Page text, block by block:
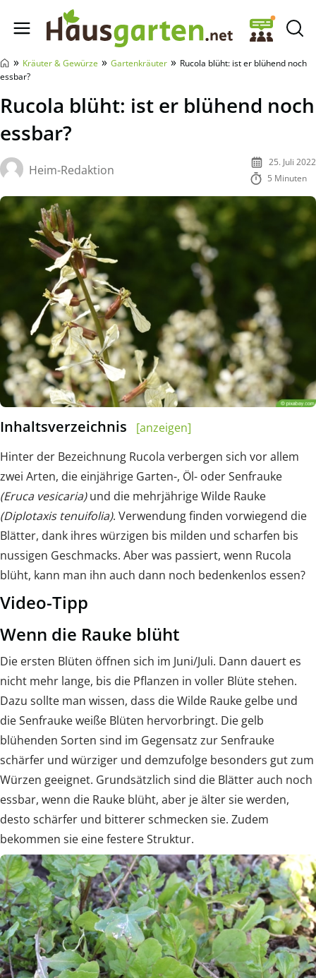
Hausgarten.net
» Kräuter & Gewürze » Gartenkräuter » Rucola blüht: ist er blühend noch
essbar?
Rucola blüht: ist er blühend noch
essbar?
Heim-Redaktion
25. Juli 2022
5 Minuten
Inhaltsverzeichnis
[anzeigen]
Hinter der Bezeichnung Rucola verbergen sich vor allem
zwei Arten, die einjährige Garten-, Öl- oder Senfrauke
(Eruca vesicaria)und die mehrjährige Wilde Rauke
(Diplotaxis tenuifolia). Verwendung finden vorwiegend die
Blätter, dank ihres würzigen bis milden und scharfen bis
nussigen Geschmacks. Aber was passiert, wenn Rucola
blüht, kann man ihn auch dann noch bedenkenlos essen?
Video-Tipp
Wenn die Rauke blüht
Die ersten Blüten öffnen sich im Juni/Juli. Dann dauert es
nicht mehr lange, bis die Pflanzen in voller Blüte stehen.
Dazu sollte man wissen, dass die Wilde Rauke gelbe und
die Senfrauke weiße Blüten hervorbringt. Die gelb
blühenden Sorten sind im Gegensatz zur Senfrauke
schärfer und würziger und demzufolge besonders gut zum
Würzen geeignet. Grundsätzlich sind die Blätter auch noch
essbar, wenn die Rauke blüht, aber je älter sie werden,
desto schärfer und bitterer schmecken sie. Zudem
bekommen sie eine festere Struktur.